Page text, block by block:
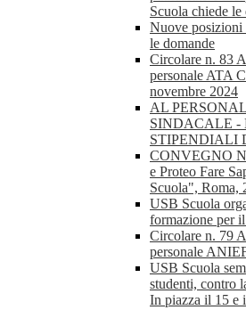
Scuola chiede
Nuove posizioni
le domande
Circolare n. 83
personale ATA
novembre 2024
AL
SINDACALE -
STIPENDIALI
CONVEGNO
e Proteo Fare
Scuola", Roma,
USB Scuola
formazione per
Circolare n. 79
personale
USB Scuola
studenti, contro
In piazza il 15 e